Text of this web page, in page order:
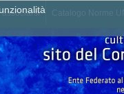
associarsi